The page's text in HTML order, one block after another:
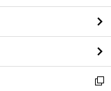
ン
ド
ウ
で
開
く
新